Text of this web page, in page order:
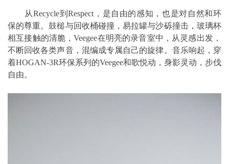
从Recycle到Respect，是自由的感知，也是对自然和环
保的尊重。鼓槌与回收桶碰撞，易拉罐与沙砾撞击，玻璃杯
相互接触的清脆，Veegee在明亮的录音室中，从灵感出发，
不断回收各类声音，混编成专属自己的旋律。音乐响起，穿
着HOGAN-3R环保系列的Veegee和歌悦动，身影灵动，步伐
自由。